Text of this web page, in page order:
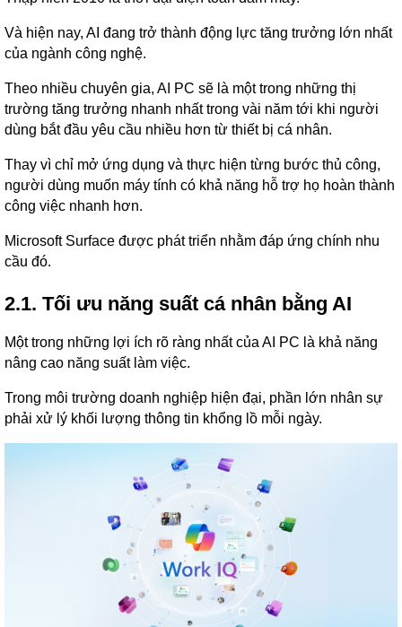
Và hiện nay, AI đang trở thành động lực tăng trưởng lớn nhất
của ngành công nghệ.
Theo nhiều chuyên gia, AI PC sẽ là một trong những thị
trường tăng trưởng nhanh nhất trong vài năm tới khi người
dùng bắt đầu yêu cầu nhiều hơn từ thiết bị cá nhân.
Thay vì chỉ mở ứng dụng và thực hiện từng bước thủ công,
người dùng muốn máy tính có khả năng hỗ trợ họ hoàn thành
công việc nhanh hơn.
Microsoft Surface được phát triển nhằm đáp ứng chính nhu
cầu đó.
2.1. Tối ưu năng suất cá nhân bằng AI
Một trong những lợi ích rõ ràng nhất của AI PC là khả năng
nâng cao năng suất làm việc.
Trong môi trường doanh nghiệp hiện đại, phần lớn nhân sự
phải xử lý khối lượng thông tin khổng lồ mỗi ngày.